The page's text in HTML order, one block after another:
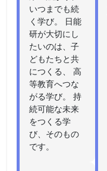
いつまでも続
く学び。 日能
研が大切にし
たいのは、子
どもたちと共
につくる、 高
等教育へつな
がる学び。 持
続可能な未来
をつくる学
び、そのもの
です。